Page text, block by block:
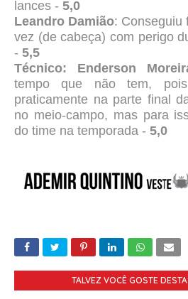
lances - 5,0
Leandro Damião: Conseguiu
vez (de cabeça) com perigo
- 5,5
Técnico: Enderson
tempo que não tem,
praticamente na parte final
no meio-campo, mas para
do time na temporada - 5,0
TALVEZ VOCÊ GOSTE